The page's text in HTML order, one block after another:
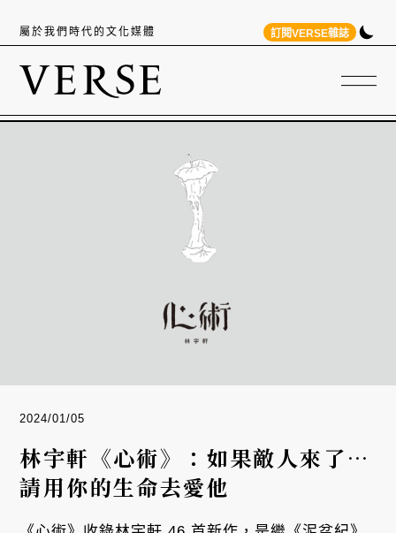
屬於我們時代的文化媒體 訂閱VERSE雜誌
2024/01/05
林宇軒《心術》：如果敵人來了⋯
請用你的生命去愛他